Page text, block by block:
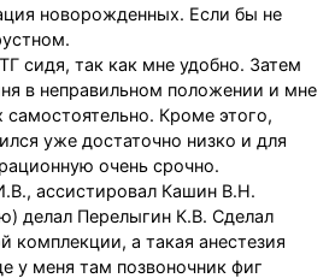
новорожденных. Если бы не
сидя, так как мне удобно. Затем
в неправильном положении и мне
самостоятельно. Кроме этого,
уже достаточно низко и для
очень срочно.
ассистировал Кашин В.Н.
делал Перелыгин К.В. Сделал
комплекции, а такая анестезия
у меня там позвоночник фиг